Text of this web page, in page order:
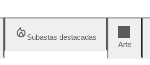
Subastas destacadas
Arte